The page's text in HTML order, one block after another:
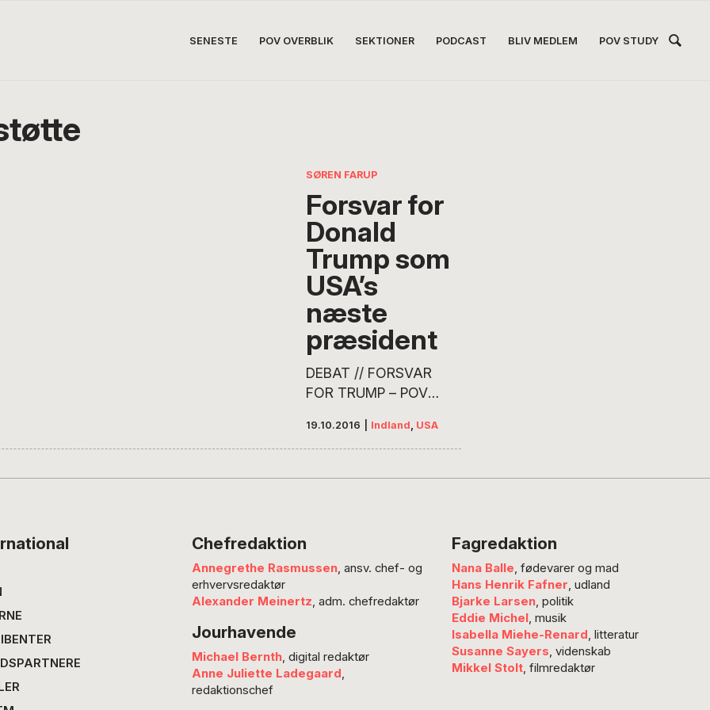
SENESTE POV OVERBLIK SEKTIONER PODCAST BLIV MEDLEM POV STUDY
SØREN FARUP
Forsvar for
Donald
Trump som
USA’s
næste
præsident
DEBAT // FORSVAR
FOR TRUMP – POV
svært ved at finde en
dansk stemme, der ville
USA. Garvede
debattører og politikere
takkede nej. Også dem,
der tidligere havde
republikanske kandidat.
Men nu er det
19.10.2016 Indland USA
Chefredaktion
Annegrethe Rasmussen, ansv. chef- og
erhvervsredaktør
Alexander Meinertz, adm. chefredaktør
Jourhavende
Michael Bernth, digital redaktør
Anne Juliette Ladegaard,
redaktionschef
Fagredaktion
Nana Balle, fødevarer og mad
Hans Henrik Fafner, udland
Bjarke Larsen, politik
Eddie Michel, musik
Isabella Miehe-Renard, litteratur
Susanne Sayers, videnskab
Mikkel Stolt, filmredaktør